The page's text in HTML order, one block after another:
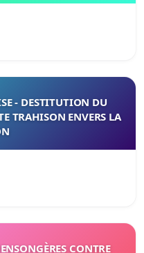
- DESTITUTION DU
TRAHISON ENVERS LA
CONTRE